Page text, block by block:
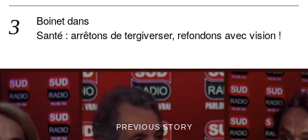
Boinetdans
Santé : arrêtons de tergiverser, refondons avec vision !
PREVIOUS STORY